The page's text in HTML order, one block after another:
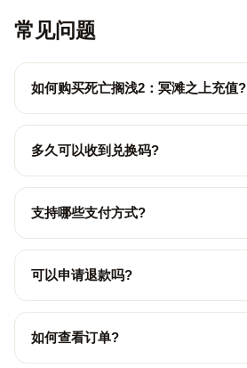
常见问题
如何购买死亡搁浅2：冥滩之上充值?
多久可以收到兑换码?
支持哪些支付方式?
可以申请退款吗?
如何查看订单?